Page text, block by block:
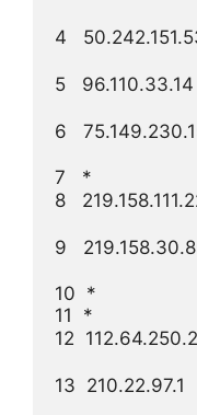
4
5
6
7   *
8
9
10  *
11  *
12
13  210.22.97.1